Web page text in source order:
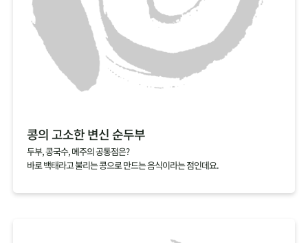
콩의 고소한 변신 순두부
두부, 콩국수, 메주의 공통점은?
바로 백태라고 불리는 콩으로 만드는 음식이라는 점인데요.